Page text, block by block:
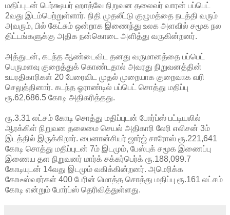
மதிப்புடன் பெர்க்ஷயர் ஹாத்வே நிறுவன தலைவர் வாரன் பப்பெட்
2வது இடம்பெற்றுள்ளார். நிதி முதலீட்டு குழுமத்தை நடத்தி வரும்
அவரும், பில் கேட்சும் ஒன்றாக இணைந்து உலக அளவில் சமூக நல
திட்டங்களுக்கு அதிக நன்கொடை அளித்து வருகின்றனர்.
அத்துடன், கடந்த ஆண்டைவிட தனது வருமானத்தை பப்பெட்
பெருமளவு குறைத்துக் கொண்டதால் அவரது நிறுவனத்தின்
உயரதிகாரிகள் 20 பேரைவிட முதல் முறையாக குறைவாக வரி
செலுத்தினார். கடந்த ஓராண்டில் பப்பெட் சொத்து மதிப்பு
ரூ.62,686.5 கோடி அதிகரித்தது.
ரூ.3.31 லட்சம் கோடி சொத்து மதிப்புடன் போர்ப்ஸ் பட்டியலில்
ஆரக்கிள் நிறுவன தலைமை செயல் அதிகாரி லேரி எலிசன் 3ம்
இடத்தில் இருக்கிறார். பைனான்சியர் ஜார்ஜ் சாரோஸ் ரூ.221,641
கோடி சொத்து மதிப்புடன் 7ம் இடமும், பேஸ்புக் சமூக இணைப்பு
இணைய தள நிறுவனர் மார்க் சக்கர்பெர்க் ரூ.188,099.7
கோடியுடன் 14வது இடமும் வகிக்கின்றனர். அமெரிக்க
கோடீஸ்வரர்கள் 400 பேரின் மொத்த சொத்து மதிப்பு ரூ.161 லட்சம்
கோடி என்றும் போர்ப்ஸ் தெரிவித்துள்ளது.